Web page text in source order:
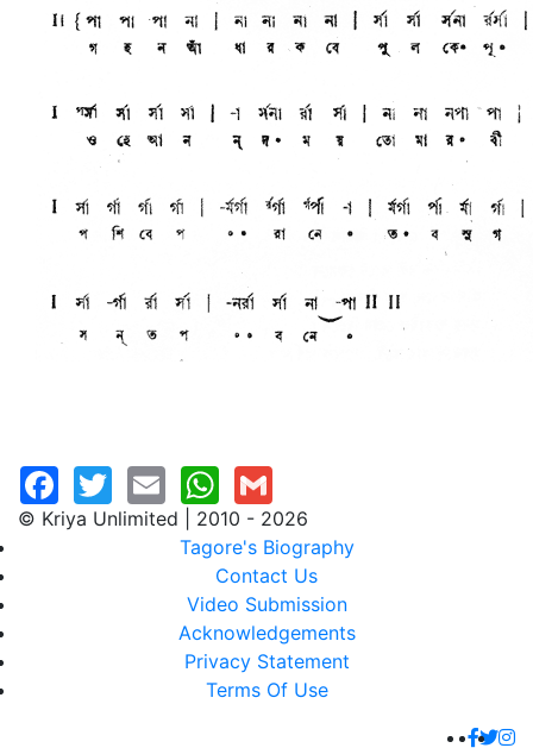
© Kriya Unlimited | 2010 - 2026
Tagore's Biography
Contact Us
Video Submission
Acknowledgements
Privacy Statement
Terms Of Use